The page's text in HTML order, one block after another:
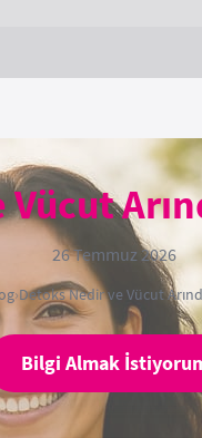
26 Temmuz 2026
›Detoks Nedir ve Vücut
Bilgi Almak